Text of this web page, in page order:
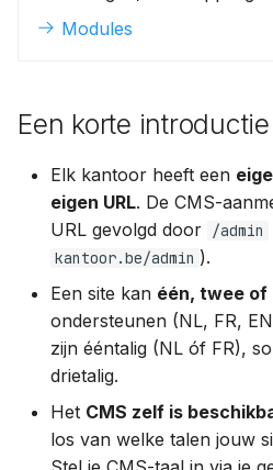
Modules
Een korte introductie
Elk kantoor heeft een
eigen URL. De CMS-
URL gevolgd door
/admin
kantoor.be/admin ).
Een site kan één, twee of
ondersteunen (NL, FR,
zijn ééntalig (NL óf FR),
drietalig.
Het CMS zelf is
los van welke talen jouw